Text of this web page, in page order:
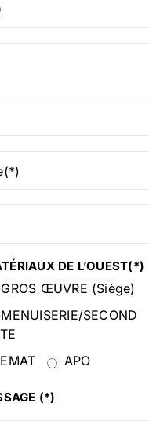
DE L’OUEST(*)
ŒUVRE (Siège)
SECOND
APO
(*)